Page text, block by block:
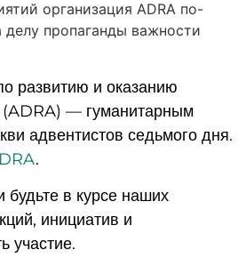
организация ADRA по-
пропаганды важности
развитию и оказанию
(ADRA) — гуманитарным
адвентистов седьмого дня.
.
будьте в курсе наших
инициатив и
участие.